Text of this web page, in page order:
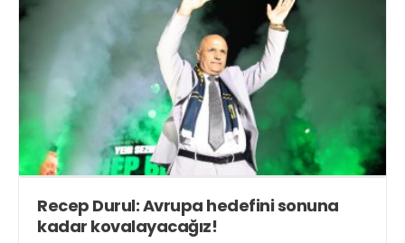
Recep Durul: Avrupa hedefini sonuna
kadar kovalayacağız!